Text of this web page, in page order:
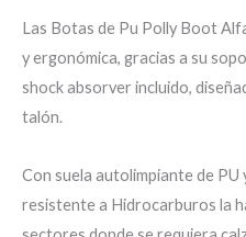
Las Botas de Pu Polly Boot
y ergonómica, gracias a su
shock absorver incluido,
talón.
Con suela autolimpiante de PU
resistente a Hidrocarburos la